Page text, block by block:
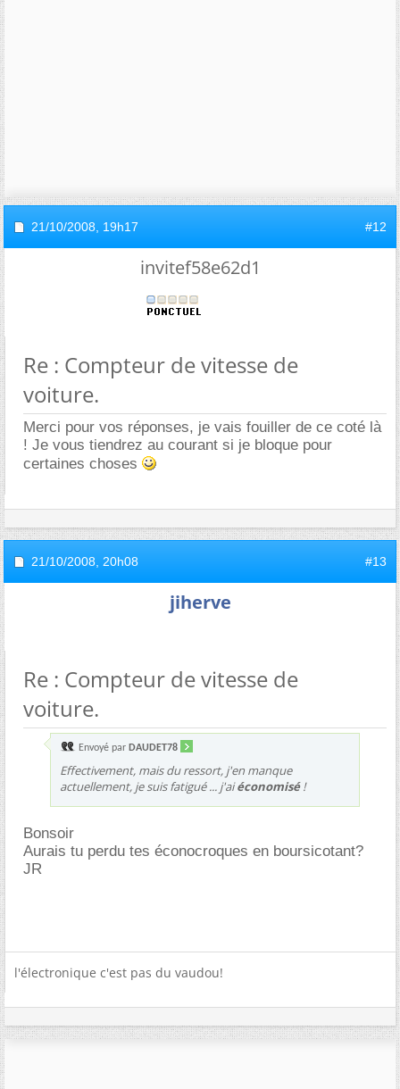
21/10/2008, 19h17 #12
invitef58e62d1
Re : Compteur de vitesse de
voiture.
Merci pour vos réponses, je vais fouiller de ce coté là
! Je vous tiendrez au courant si je bloque pour
certaines choses
21/10/2008, 20h08 #13
jiherve
Re : Compteur de vitesse de
voiture.
Envoyé par DAUDET78
Effectivement, mais du ressort, j'en manque
actuellement, je suis fatigué ... j'aiéconomisé!
Bonsoir
Aurais tu perdu tes éconocroques en boursicotant?
JR
l'électronique c'est pas du vaudou!